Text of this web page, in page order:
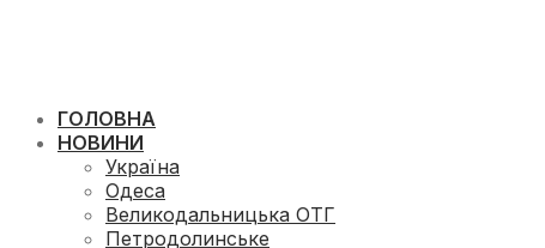
ГОЛОВНА
НОВИНИ
Україна
Одеса
Великодальницька ОТГ
Петродолинське